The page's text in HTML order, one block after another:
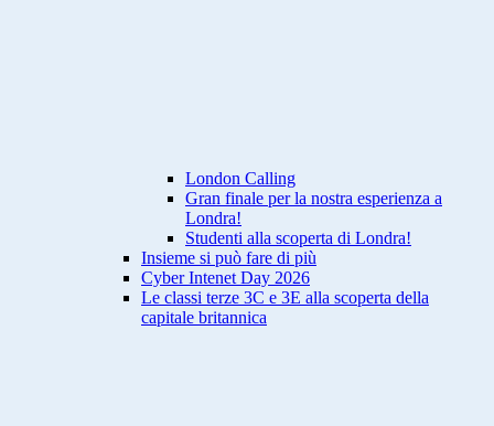
London Calling
Gran finale per la nostra esperienza a
Londra!
Studenti alla scoperta di Londra!
Insieme si può fare di più
Cyber Intenet Day 2026
Le classi terze 3C e 3E alla scoperta della
capitale britannica